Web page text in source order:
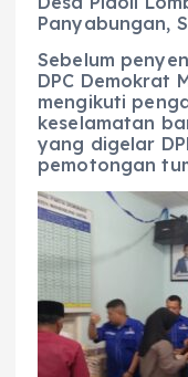
Panyabungan,
Sebelum
DPC Demokrat
mengikuti
keselamatan
yang digelar
pemotongan